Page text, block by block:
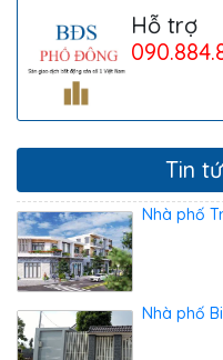
Hỗ trợ
Tin
Nhà phố
Nhà phố